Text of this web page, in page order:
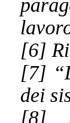
[6]
[7]
dei
[8]